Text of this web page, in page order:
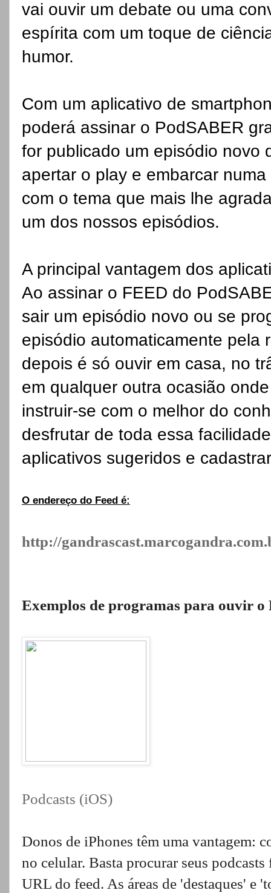
vai ouvir um debate ou uma
espírita com um toque de
humor.
Com um aplicativo de
poderá assinar o PodSABER
for publicado um episódio novo
apertar o play e embarcar
com o tema que mais lhe
um dos nossos episódios.
A principal vantagem dos
Ao assinar o FEED do
sair um episódio novo ou se
episódio automaticamente pela
depois é só ouvir em casa, no
em qualquer outra ocasião
instruir-se com o melhor do
desfrutar de toda essa
aplicativos sugeridos e
O endereço do Feed é:
http://
Exemplos de programas para ouvir o
Podcasts (iOS)
Donos de iPhones têm uma vantagem:
no celular. Basta procurar seus
URL do feed. As áreas de 'destaques' e